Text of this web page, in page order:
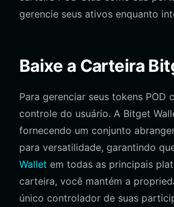
gerencie seus ativos enquanto
Baixe a Carteira
Para gerenciar seus tokens
controle do usuário. A Bitget
fornecendo um conjunto
para versatilidade, garantindo
Wallet em todas as principais
carteira, você mantém a
único controlador de suas